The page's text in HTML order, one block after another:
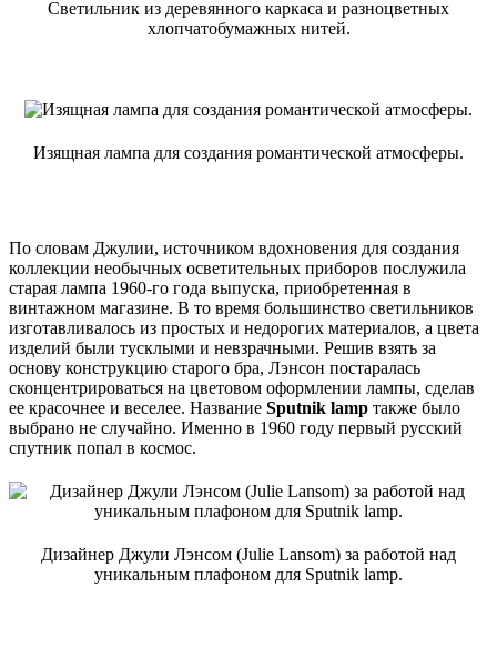
Светильник из деревянного каркаса и разноцветных
хлопчатобумажных нитей.
Изящная лампа для создания романтической атмосферы.
По словам Джулии, источником вдохновения для создания
коллекции необычных осветительных приборов послужила
старая лампа 1960-го года выпуска, приобретенная в
винтажном магазине. В то время большинство светильников
изготавливалось из простых и недорогих материалов, а цвета
изделий были тусклыми и невзрачными. Решив взять за
основу конструкцию старого бра, Лэнсон постаралась
сконцентрироваться на цветовом оформлении лампы, сделав
ее красочнее и веселее. Название Sputnik lamp также было
выбрано не случайно. Именно в 1960 году первый русский
спутник попал в космос.
Дизайнер Джули Лэнсом (Julie Lansom) за работой над
уникальным плафоном для Sputnik lamp.